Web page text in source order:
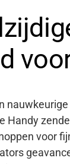
Handy
voor